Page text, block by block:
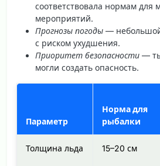
соответствовала нормам для
мероприятий.
Прогнозы погоды —
с риском ухудшения.
Приоритет безопасности —
могли создать опасность.
Параметр
Норма для
рыбалки
Толщина льда 15–20 см